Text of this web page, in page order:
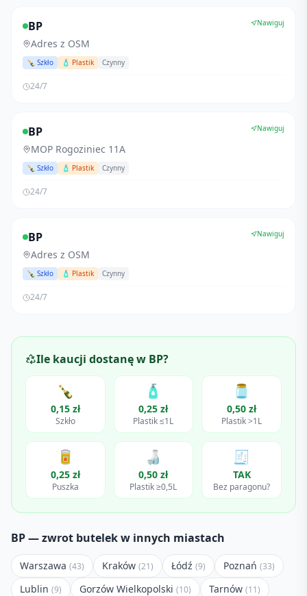
BP
Adres z OSM
🍾 Szkło 🧴 Plastik Czynny
Nawiguj
24/7
BP
MOP Rogoziniec 11A
🍾 Szkło 🧴 Plastik Czynny
Nawiguj
24/7
BP
Adres z OSM
🍾 Szkło 🧴 Plastik Czynny
Nawiguj
24/7
Ile kaucji dostanę w BP?
🍾
0,15 zł
Szkło
🧴
0,25 zł
Plastik ≤1L
🫙
0,50 zł
Plastik >1L
🥫
0,25 zł
Puszka
🍶
0,50 zł
Plastik ≥0,5L
🧾
TAK
Bez paragonu?
BP— zwrot butelek w innych miastach
Warszawa (43) Kraków (21) Łódź (9) Poznań (33)
Lublin (9) Gorzów Wielkopolski (10) Tarnów (11)